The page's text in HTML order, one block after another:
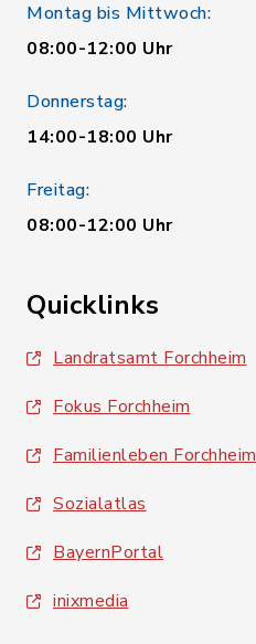
Montag bis Mittwoch:
08:00-12:00 Uhr
Donnerstag:
14:00-18:00 Uhr
Freitag:
08:00-12:00 Uhr
Quicklinks
Landratsamt Forchheim
Fokus Forchheim
Familienleben Forchheim
Sozialatlas
BayernPortal
inixmedia